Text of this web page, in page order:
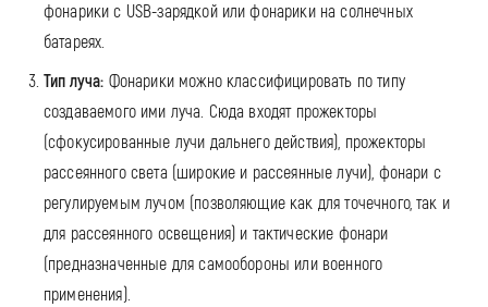
фонарики с USB-зарядкой или фонарики на солнечных
батареях.
Тип луча: Фонарики можно классифицировать по типу
создаваемого ими луча. Сюда входят прожекторы
(сфокусированные лучи дальнего действия), прожекторы
рассеянного света (широкие и рассеянные лучи), фонари с
регулируемым лучом (позволяющие как для точечного, так и
для рассеянного освещения) и тактические фонари
(предназначенные для самообороны или военного
применения).